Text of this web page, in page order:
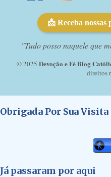
📩 Receba nossas
"Tudo posso naquele que
© 2025 Devoção e Fé Blog
direitos
Obrigada Por Sua Visita
Já passaram por aqui